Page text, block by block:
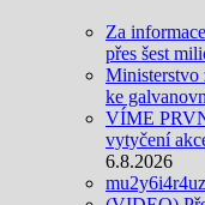
Za
přes šest
Ministerstvo
ke
VÍME
vytyčení
6.8.2026